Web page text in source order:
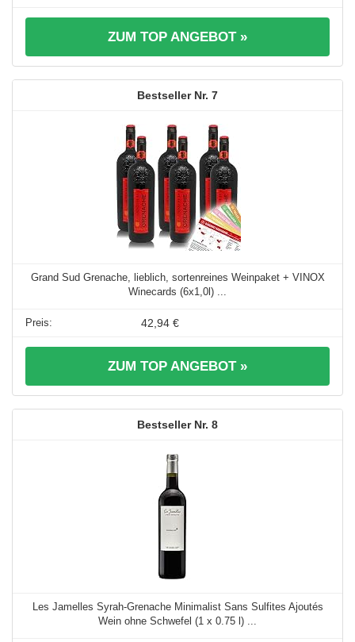
ZUM TOP ANGEBOT »
7
Grand Sud Grenache, lieblich, sortenreines Weinpaket + VINOX
Winecards (6x1,0l) ...
42,94 €
ZUM TOP ANGEBOT »
8
Les Jamelles Syrah-Grenache Minimalist Sans Sulfites Ajoutés
Wein ohne Schwefel (1 x 0.75 l) ...